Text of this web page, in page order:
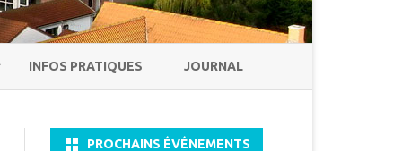
INFOS PRATIQUES JOURNAL
PROCHAINS ÉVÉNEMENTS